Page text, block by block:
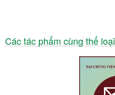
Các tác phẩm cùng thể loại